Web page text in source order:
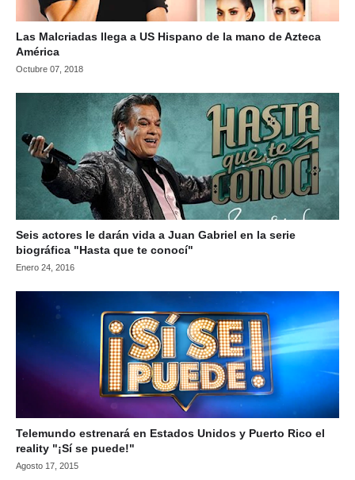
Las Malcriadas llega a US Hispano de la mano de Azteca
América
Octubre 07, 2018
Seis actores le darán vida a Juan Gabriel en la serie
biográfica "Hasta que te conocí"
Enero 24, 2016
Telemundo estrenará en Estados Unidos y Puerto Rico el
reality "¡Sí se puede!"
Agosto 17, 2015